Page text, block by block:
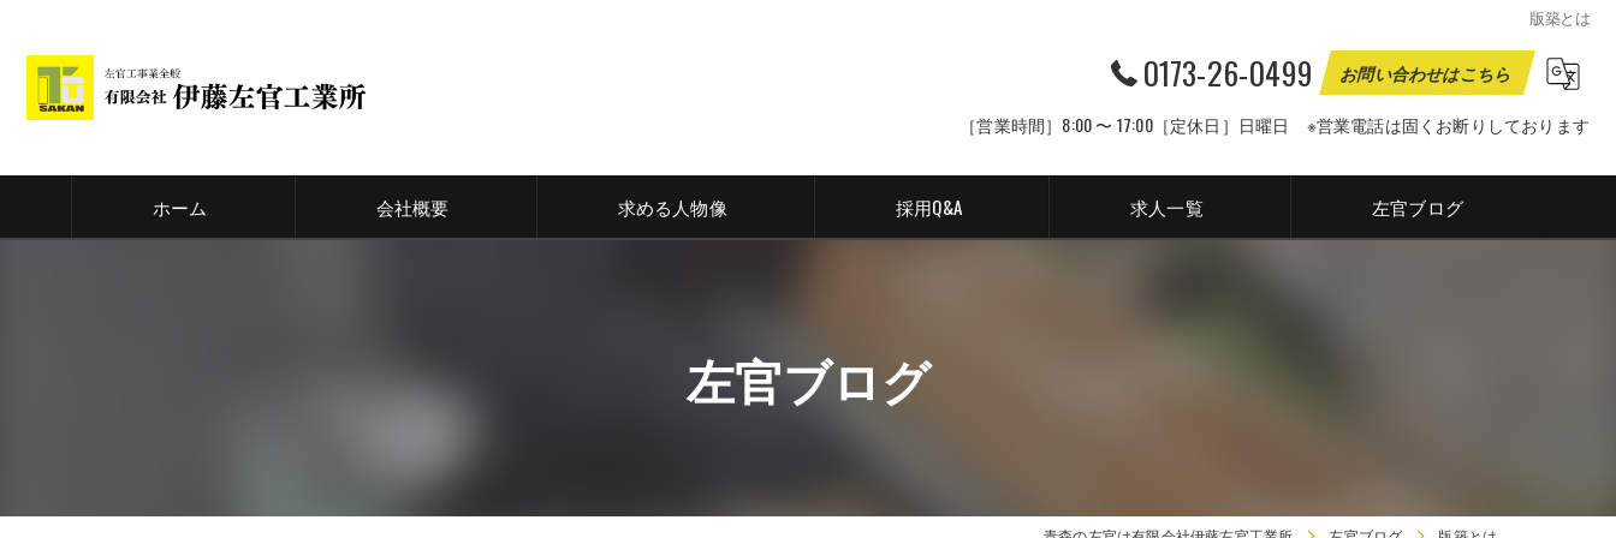
版築とは
0173-26-0499 お問い合わせはこちら
［営業時間］8:00 〜 17:00［定休日］日曜日 ※営業電話は固くお断りしております
ホーム 会社概要 求める人物像 採用Q&A 求人一覧 左官ブログ
左官ブログ